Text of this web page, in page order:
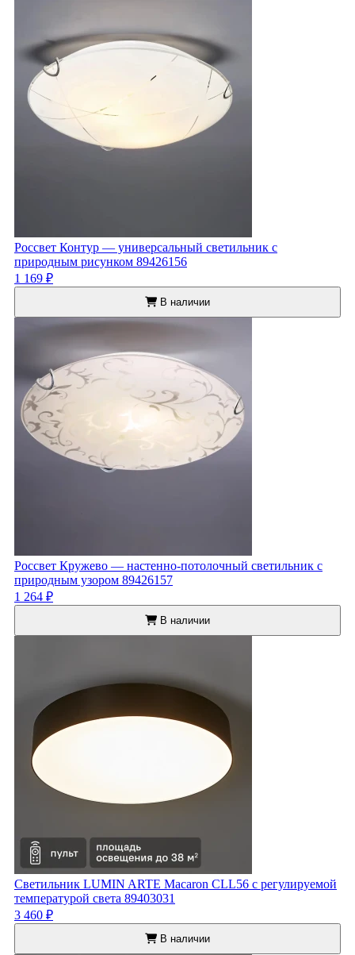
Россвет Контур — универсальный светильник с
природным рисунком 89426156
1 169 ₽
В наличии
Россвет Кружево — настенно-потолочный светильник с
природным узором 89426157
1 264 ₽
В наличии
Светильник LUMIN ARTE Macaron CLL56 с регулируемой
температурой света 89403031
3 460 ₽
В наличии